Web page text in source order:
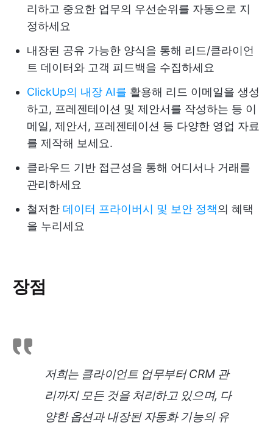
리하고 중요한 업무의 우선순위를 자동으로 지
정하세요
내장된 공유 가능한 양식을 통해 리드/클라이언
트 데이터와 고객 피드백을 수집하세요
ClickUp의 내장 AI를 활용해 리드 이메일을 생성
하고, 프레젠테이션 및 제안서를 작성하는 등 이
메일, 제안서, 프레젠테이션 등 다양한 영업 자료
를 제작해 보세요.
클라우드 기반 접근성을 통해 어디서나 거래를
관리하세요
철저한 데이터 프라이버시 및 보안 정책의 혜택
을 누리세요
장점
저희는 클라이언트 업무부터 CRM 관
리까지 모든 것을 처리하고 있으며, 다
양한 옵션과 내장된 자동화 기능의 유